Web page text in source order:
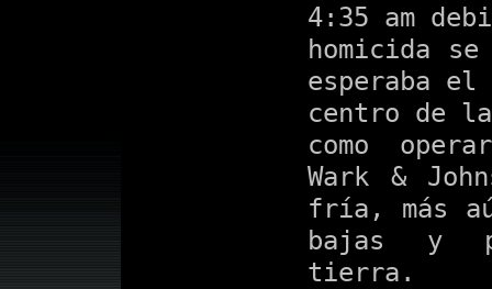
4:35 am
homicida
esperaba
centro de
como
Wark &
fría, más
bajas y
tierra.